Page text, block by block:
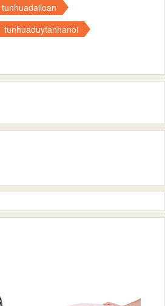
tunhuadailoan
tunhuaduytanhanoi